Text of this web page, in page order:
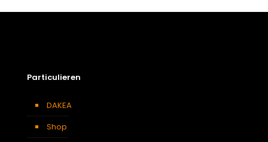
Particulieren
DAKEA
Shop